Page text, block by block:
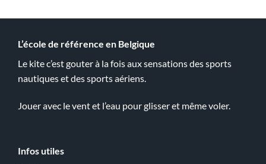
L’école de référence en Belgique
Le kite c’est gouter à la fois aux sensations des sports
nautiques et des sports aériens.
Jouer avec le vent et l’eau pour glisser et même voler.
Infos utiles